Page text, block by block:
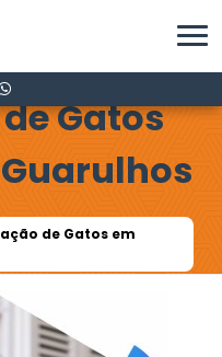
Gatos
de Gatos em